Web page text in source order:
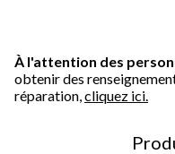
À l'attention des
obtenir des
réparation, cliquez ici.